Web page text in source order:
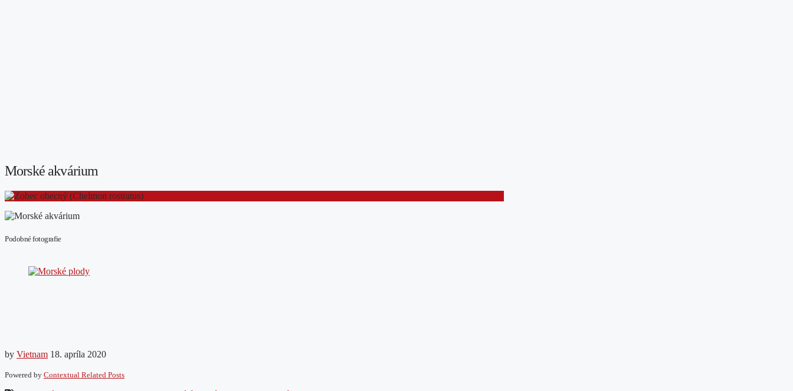
Morské akvárium
Podobné fotografie
by Vietnam 18. apríla 2020
Powered by Contextual Related Posts